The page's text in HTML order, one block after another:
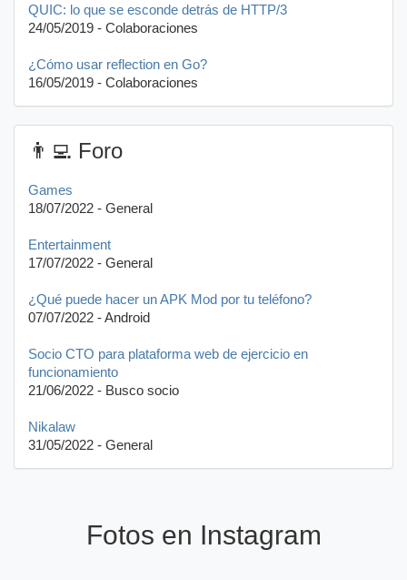
QUIC: lo que se esconde detrás de HTTP/3
24/05/2019 - Colaboraciones
¿Cómo usar reflection en Go?
16/05/2019 - Colaboraciones
👨‍💻 Foro
Games
18/07/2022 - General
Entertainment
17/07/2022 - General
¿Qué puede hacer un APK Mod por tu teléfono?
07/07/2022 - Android
Socio CTO para plataforma web de ejercicio en
funcionamiento
21/06/2022 - Busco socio
Nikalaw
31/05/2022 - General
Fotos en Instagram